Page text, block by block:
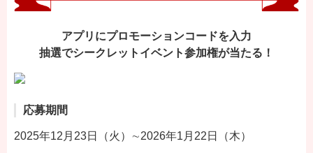
アプリにプロモーションコードを入力
抽選でシークレットイベント参加権が当たる！
応募期間
2025年12月23日（火）∼2026年1月22日（木）